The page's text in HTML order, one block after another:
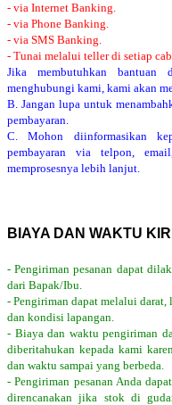
- via Internet Banking.
- via Phone Banking.
- via SMS Banking.
- Tunai melalui teller di setiap
Jika membutuhkan bantuan
menghubungi kami, kami akan
B. Jangan lupa untuk
pembayaran.
C. Mohon diinformasikan
pembayaran via telpon,
memprosesnya lebih lanjut.
BIAYA DAN WAKTU
- Pengiriman pesanan dapat
dari Bapak/Ibu.
- Pengiriman dapat melalui darat,
dan kondisi lapangan.
- Biaya dan waktu pengiriman
diberitahukan kepada kami
dan waktu sampai yang berbeda.
- Pengiriman pesanan Anda
direncanakan jika stok di